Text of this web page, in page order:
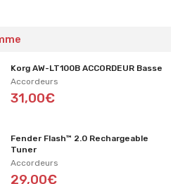
Korg AW-LT100B ACCORDEUR Basse
Accordeurs
31,00€
Fender Flash™ 2.0 Rechargeable
Tuner
Accordeurs
29,00€